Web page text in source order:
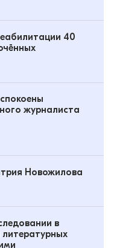
40
журналиста
Новожилова
в